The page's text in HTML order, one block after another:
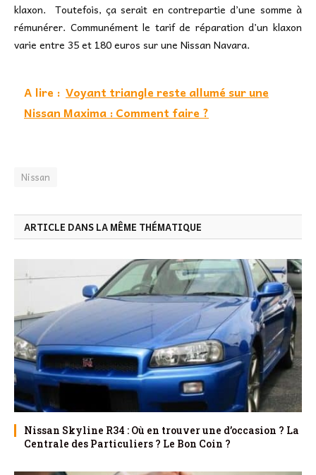
klaxon. Toutefois, ça serait en contrepartie d’une somme à
rémunérer. Communément le tarif de réparation d’un klaxon
varie entre 35 et 180 euros sur une Nissan Navara.
A lire : Voyant triangle reste allumé sur une
Nissan Maxima : Comment faire ?
Nissan
ARTICLE DANS LA MÊME THÉMATIQUE
Nissan Skyline R34 : Où en trouver une d’occasion ? La
Centrale des Particuliers ? Le Bon Coin ?